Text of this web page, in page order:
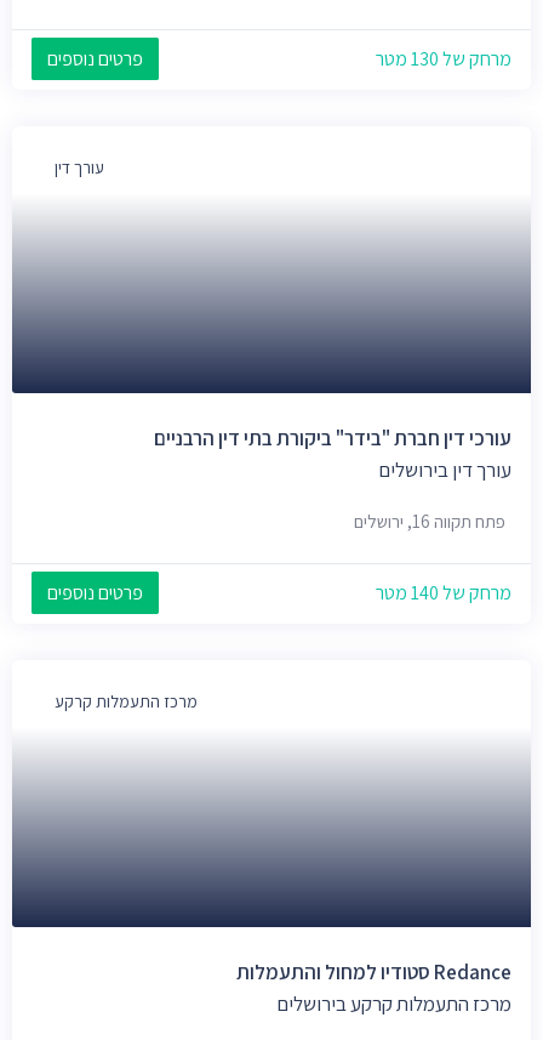
מרחק של 130 מטר פרטים נוספים
עורך דין
עורכי דין חברת "בידר" ביקורת בתי דין הרבניים
עורך דין בירושלים
פתח תקווה 16, ירושלים
מרחק של 140 מטר פרטים נוספים
מרכז התעמלות קרקע
Redance סטודיו למחול והתעמלות
מרכז התעמלות קרקע בירושלים